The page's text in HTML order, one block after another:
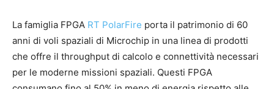
La famiglia FPGA RT PolarFire porta il patrimonio di 60
anni di voli spaziali di Microchip in una linea di prodotti
che offre il throughput di calcolo e connettività necessari
per le moderne missioni spaziali. Questi FPGA